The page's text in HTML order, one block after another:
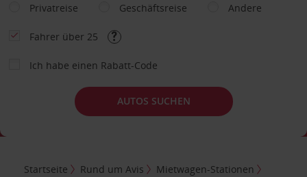
Privatreise
Geschäftsreise Andere
Fahrer über 25
Ich habe einen Rabatt-Code
AUTOS SUCHEN
Startseite Rund um Avis
Mietwagen-Stationen